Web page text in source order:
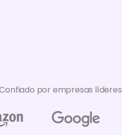
por empresas líderes